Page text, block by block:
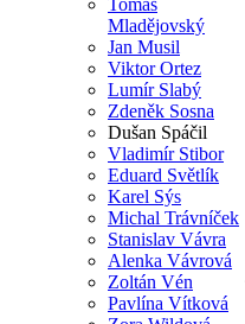
Mladějovský
Jan Musil
Viktor Ortez
Lumír Slabý
Zdeněk Sosna
Dušan Spáčil
Vladimír Stibor
Eduard Světlík
Karel Sýs
Michal Trávníček
Stanislav Vávra
Alenka Vávrová
Zoltán Vén
Pavlína Vítková